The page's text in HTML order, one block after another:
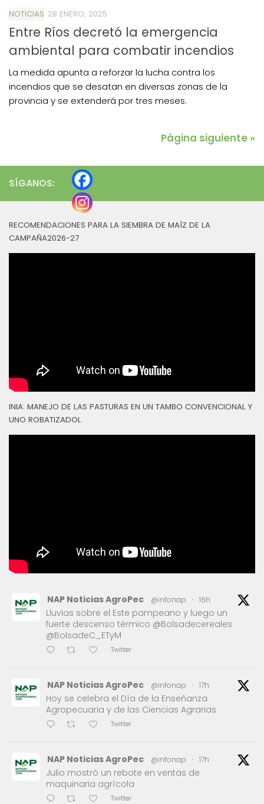
NOTICIAS 28 ENERO, 2025
Entre Ríos decretó la emergencia
ambiental para combatir incendios
La medida apunta a reforzar la lucha contra los
incendios que se desatan en diversas zonas de la
provincia y se extenderá por tres meses.
Página siguiente »
SÍGANOS:
RECOMENDACIONES PARA LA SIEMBRA DE MAÍZ DE LA
CAMPAÑA2026-27
INIA: MANEJO DE LAS PASTURAS EN UN TAMBO CONVENCIONAL Y
UNO ROBATIZADOL
NAP Noticias AgroPec @infonap · 16h
Lluvias sobre el Este pampeano y luego un
fuerte descenso térmico @Bolsadecereales
@BolsadeC_ETyM
Twitter
NAP Noticias AgroPec @infonap · 17h
Hoy se celebra el Día de la Enseñanza
Agropecuaria y de las Ciencias Agrarias
Twitter
NAP Noticias AgroPec @infonap · 17h
Julio mostró un rebote en ventas de
maquinaria agrícola
Twitter